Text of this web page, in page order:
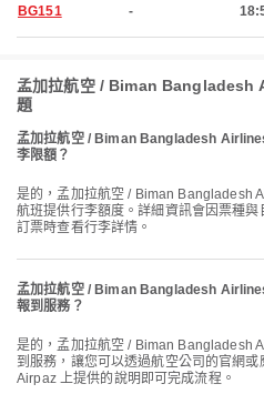
BG151 -
孟加拉航空 / Biman Bangladesh
題
孟加拉航空 / Biman Bangladesh
李限額？
是的，孟加拉航空 / Biman Bangladesh Airlines 為飛往 沙迦 的 國內 & 國際
航班提供行李額度。詳細資訊會因票種
訂票時查看行李詳情。
孟加拉航空 / Biman Bangladesh
報到服務？
是的，孟加拉航空 / Biman Bangladesh Airlines 提供飛往 沙迦 航班的線上報
到服務，讓您可以透過航空公司的官網
Airpaz 上提供的說明即可完成流程。